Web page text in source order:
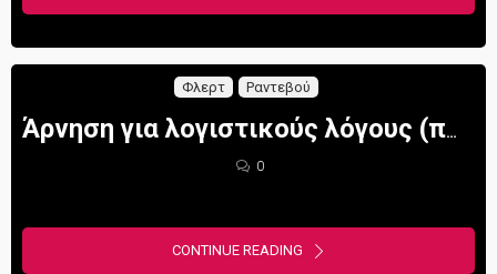
Φλερτ Ραντεβού
Άρνηση για λογιστικούς λόγους (πως να την διαχειριστείς σωστά)
0
CONTINUE READING